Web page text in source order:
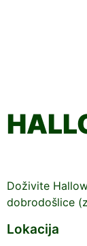
Doživite
dobrodošlice
Lokacija